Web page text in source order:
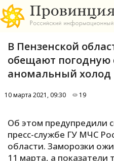
А
В Пензенской
обещают погодную
аномальный холод
10 марта 2021, 09:30 19
Об этом предупредили
пресс-службе ГУ МЧС
области. Заморозки
11 марта, а